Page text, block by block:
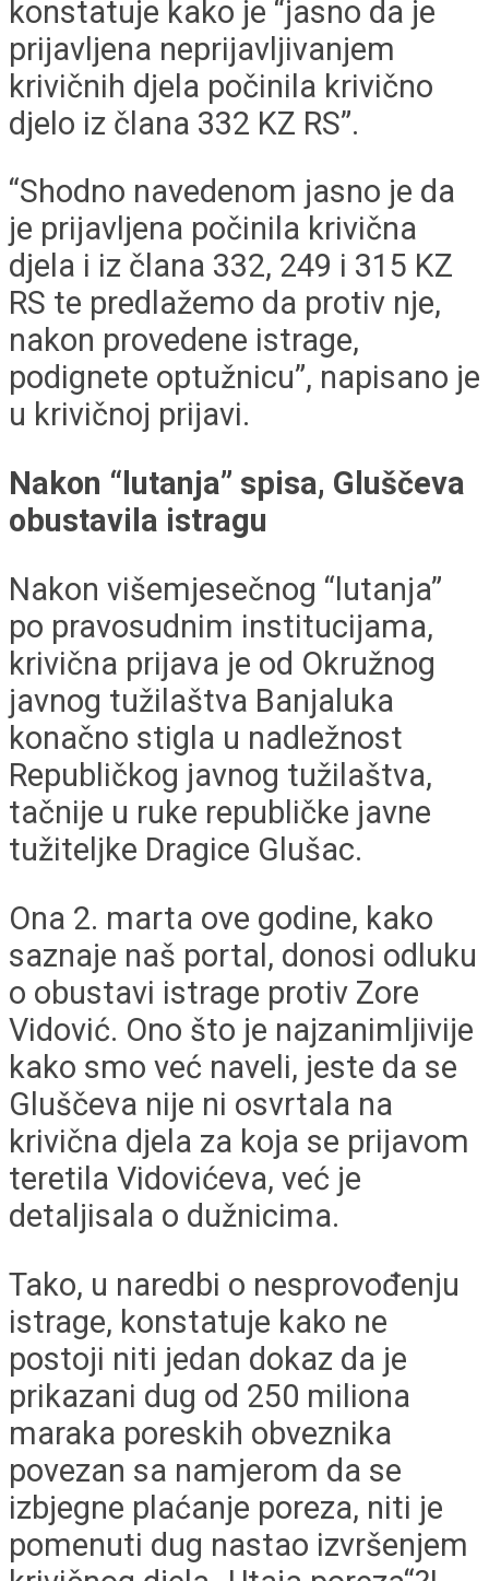
konstatuje kako je “jasno da je
prijavljena neprijavljivanjem
krivičnih djela počinila krivično
djelo iz člana 332 KZ RS”.
“Shodno navedenom jasno je da
je prijavljena počinila krivična
djela i iz člana 332, 249 i 315 KZ
RS te predlažemo da protiv nje,
nakon provedene istrage,
podignete optužnicu”, napisano je
u krivičnoj prijavi.
Nakon “lutanja” spisa, Gluščeva
obustavila istragu
Nakon višemjesečnog “lutanja”
po pravosudnim institucijama,
krivična prijava je od Okružnog
javnog tužilaštva Banjaluka
konačno stigla u nadležnost
Republičkog javnog tužilaštva,
tačnije u ruke republičke javne
tužiteljke Dragice Glušac.
Ona 2. marta ove godine, kako
saznaje naš portal, donosi odluku
o obustavi istrage protiv Zore
Vidović. Ono što je najzanimljivije
kako smo već naveli, jeste da se
Gluščeva nije ni osvrtala na
krivična djela za koja se prijavom
teretila Vidovićeva, već je
detaljisala o dužnicima.
Tako, u naredbi o nesprovođenju
istrage, konstatuje kako ne
postoji niti jedan dokaz da je
prikazani dug od 250 miliona
maraka poreskih obveznika
povezan sa namjerom da se
izbjegne plaćanje poreza, niti je
pomenuti dug nastao izvršenjem